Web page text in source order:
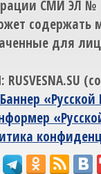
СМИ ЭЛ №
содержать
для
Баннер